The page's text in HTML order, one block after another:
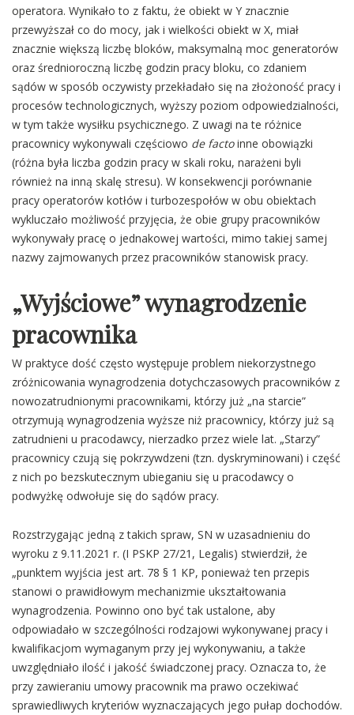
operatora. Wynikało to z faktu, że obiekt w Y znacznie
przewyższał co do mocy, jak i wielkości obiekt w X, miał
znacznie większą liczbę bloków, maksymalną moc generatorów
oraz średnioroczną liczbę godzin pracy bloku, co zdaniem
sądów w sposób oczywisty przekładało się na złożoność pracy i
procesów technologicznych, wyższy poziom odpowiedzialności,
w tym także wysiłku psychicznego. Z uwagi na te różnice
pracownicy wykonywali częściowo de factoinne obowiązki
(różna była liczba godzin pracy w skali roku, narażeni byli
również na inną skalę stresu). W konsekwencji porównanie
pracy operatorów kotłów i turbozespołów w obu obiektach
wykluczało możliwość przyjęcia, że obie grupy pracowników
wykonywały pracę o jednakowej wartości, mimo takiej samej
nazwy zajmowanych przez pracowników stanowisk pracy.
„Wyjściowe” wynagrodzenie
pracownika
W praktyce dość często występuje problem niekorzystnego
zróżnicowania wynagrodzenia dotychczasowych pracowników z
nowozatrudnionymi pracownikami, którzy już „na starcie”
otrzymują wynagrodzenia wyższe niż pracownicy, którzy już są
zatrudnieni u pracodawcy, nierzadko przez wiele lat. „Starzy”
pracownicy czują się pokrzywdzeni (tzn. dyskryminowani) i część
z nich po bezskutecznym ubieganiu się u pracodawcy o
podwyżkę odwołuje się do sądów pracy.
Rozstrzygając jedną z takich spraw, SN w uzasadnieniu do
wyroku z 9.11.2021 r. (I PSKP 27/21, Legalis) stwierdził, że
„punktem wyjścia jest art. 78 § 1 KP, ponieważ ten przepis
stanowi o prawidłowym mechanizmie ukształtowania
wynagrodzenia. Powinno ono być tak ustalone, aby
odpowiadało w szczególności rodzajowi wykonywanej pracy i
kwalifikacjom wymaganym przy jej wykonywaniu, a także
uwzględniało ilość i jakość świadczonej pracy. Oznacza to, że
przy zawieraniu umowy pracownik ma prawo oczekiwać
sprawiedliwych kryteriów wyznaczających jego pułap dochodów.